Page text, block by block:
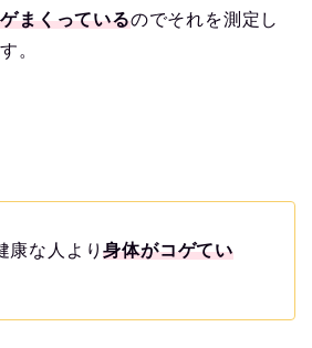
まくっているのでそれを測定し
。
康な人より身体がコゲてい